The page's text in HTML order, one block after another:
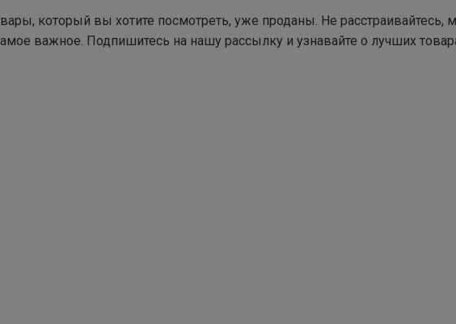
который вы хотите посмотреть, уже проданы. Не
важное. Подпишитесь на нашу рассылку и узнавайте о лучших